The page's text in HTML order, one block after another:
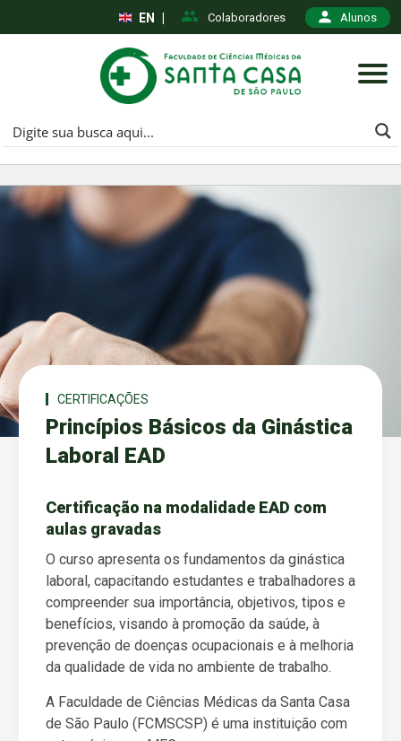
Colaboradores Alunos
EN
CERTIFICAÇÕES
Princípios Básicos da Ginástica
Laboral EAD
Certificação na modalidade EAD com
aulas gravadas
O curso apresenta os fundamentos da ginástica
laboral, capacitando estudantes e trabalhadores a
compreender sua importância, objetivos, tipos e
benefícios, visando à promoção da saúde, à
prevenção de doenças ocupacionais e à melhoria
da qualidade de vida no ambiente de trabalho.
A Faculdade de Ciências Médicas da Santa Casa
de São Paulo (FCMSCSP) é uma instituição com